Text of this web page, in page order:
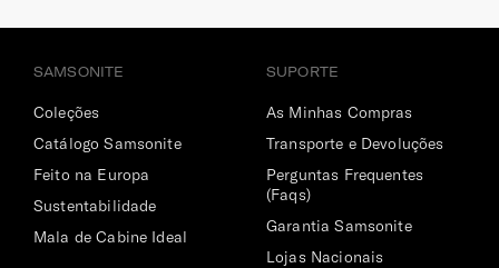
SAMSONITE
Coleções
Catálogo Samsonite
Feito na Europa
Sustentabilidade
Mala de Cabine Ideal
SUPORTE
As Minhas Compras
Transporte e Devoluções
Perguntas Frequentes
(Faqs)
Garantia Samsonite
Lojas Nacionais